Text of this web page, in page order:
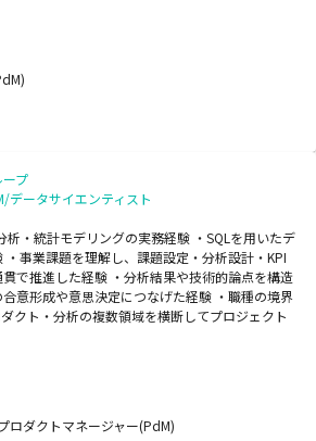
プ
データサイエンティスト
析・統計モデリングの実務経験 ・SQLを用いたデ
事業課題を理解し、課題設定・分析設計・KPI
で推進した経験 ・分析結果や技術的論点を構造
意形成や意思決定につなげた経験 ・職種の境界
クト・分析の複数領域を横断してプロジェクト
ロダクトマネージャー(PdM)